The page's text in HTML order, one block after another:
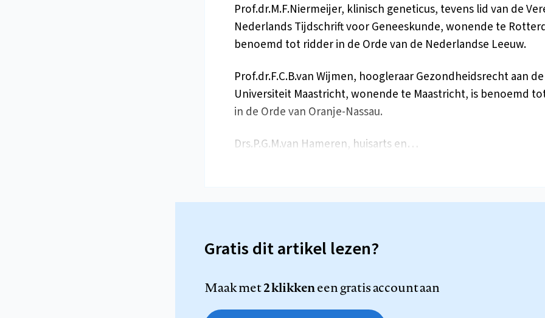
Prof.dr.M.F.Niermeijer, klinisch geneticus, tevens lid van de
Nederlands Tijdschrift voor Geneeskunde, wonende te
benoemd tot ridder in de Orde van de Nederlandse Leeuw.
Prof.dr.F.C.B.van Wijmen, hoogleraar Gezondheidsrecht aan de
Universiteit Maastricht, wonende te Maastricht, is benoemd
in de Orde van Oranje-Nassau.
Drs.P.G.M.van Hameren, huisarts en…
Gratis dit artikel lezen?
Maak met2 klikkeneen gratis account aan